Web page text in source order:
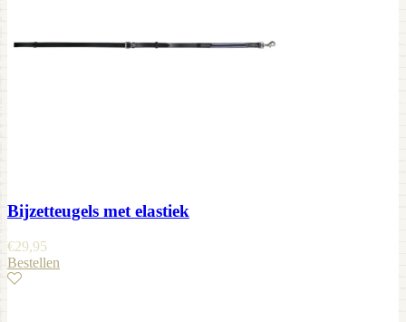
Bijzetteugels met elastiek
€29,95
Bestellen